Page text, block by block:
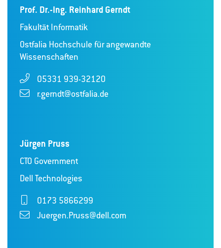
Prof. Dr.-Ing. Reinhard Gerndt
Fakultät Informatik
Ostfalia Hochschule für angewandte
Wissenschaften
05331 939-32120
r.gerndt@ostfalia.de
Jürgen Pruss
CTO Government
Dell Technologies
0173 5866299
Juergen.Pruss@dell.com